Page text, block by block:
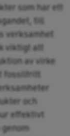
som har ett
till
verksamhet
viktigt att
av virke
fossilfritt
och
effektivt